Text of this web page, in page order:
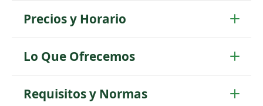
Precios y Horario
Lo Que Ofrecemos
Requisitos y Normas